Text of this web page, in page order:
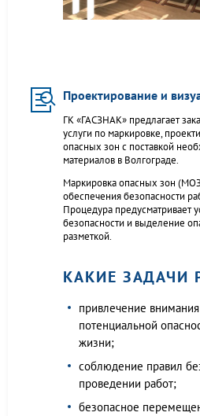
Проектирование и
ГК «ГАСЗНАК» предлагает
услуги по маркировке,
опасных зон с поставкой
материалов в Волгограде.
Маркировка опасных зон
обеспечения безопасности
Процедура предусматривает
безопасности и выделение
разметкой.
КАКИЕ ЗАДАЧИ
привлечение
потенциальной
жизни;
соблюдение правил
проведении работ;
безопасное